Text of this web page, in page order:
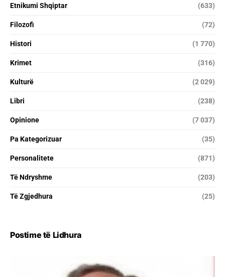
Etnikumi Shqiptar (633)
Filozofi (72)
Histori (1 770)
Krimet (316)
Kulturë (2 029)
Libri (238)
Opinione (7 037)
Pa Kategorizuar (35)
Personalitete (871)
Të Ndryshme (203)
Të Zgjedhura (25)
Postime të Lidhura